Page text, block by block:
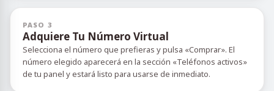
PASO 3
Adquiere Tu Número Virtual
Selecciona el número que prefieras y pulsa «Comprar». El
número elegido aparecerá en la sección «Teléfonos activos»
de tu panel y estará listo para usarse de inmediato.